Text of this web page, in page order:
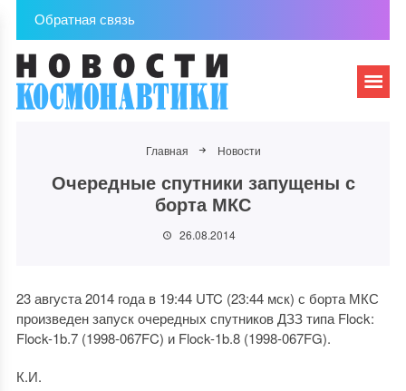
Обратная связь
Главная Новости
Очередные спутники запущены с
борта МКС
26.08.2014
23 августа 2014 года в 19:44 UTC (23:44 мск) с борта МКС
произведен запуск очередных спутников ДЗЗ типа Flock:
Flock-1b.7 (1998-067FC) и Flock-1b.8 (1998-067FG).
К.И.